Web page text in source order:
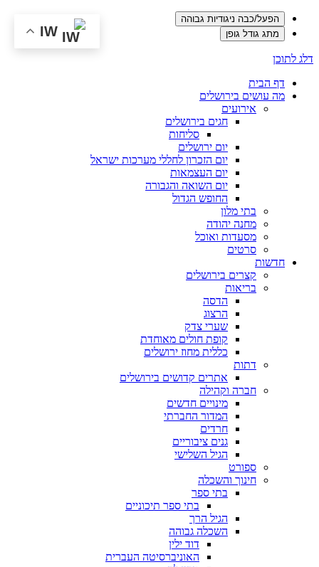
הפעל/כבה ניגודיות גבוהה
מתג גודל גופן
דלג לתוכן
דף הבית
מה עושים בירושלים
אירועים
חגים בירושלים
סליחות
יום ירושלים
יום הזכרון לחללי מערכות ישראל
יום העצמאות
יום השואה והגבורה
החופש הגדול
בתי מלון
מחנה יהודה
מסעדות ואוכל
סרטים
חדשות
קצרים בירושלים
בריאות
הדסה
הרצוג
שערי צדק
קופת חולים מאוחדת
כללית מחוז ירושלים
דתות
אתרים קדושים בירושלים
חברה וקהילה
מינויים חדשים
המדור החברתי
חרדים
גנים ציבוריים
הגיל השלישי
ספורט
חינוך והשכלה
בתי ספר
בתי ספר תיכוניים
הגיל הרך
השכלה גבוהה
דוד ילין
האוניברסיטה העברית
IW